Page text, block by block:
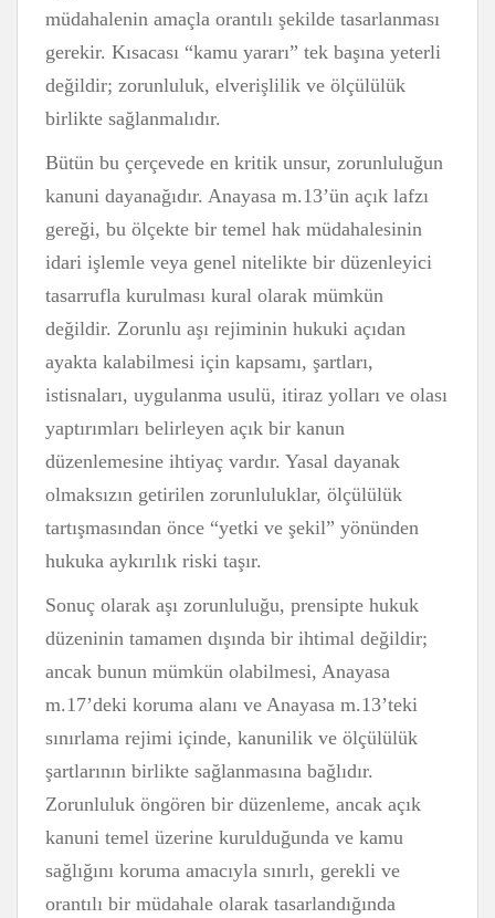
müdahalenin amaçla orantılı şekilde tasarlanması
gerekir. Kısacası “kamu yararı” tek başına yeterli
değildir; zorunluluk, elverişlilik ve ölçülülük
birlikte sağlanmalıdır.
Bütün bu çerçevede en kritik unsur, zorunluluğun
kanuni dayanağıdır. Anayasa m.13’ün açık lafzı
gereği, bu ölçekte bir temel hak müdahalesinin
idari işlemle veya genel nitelikte bir düzenleyici
tasarrufla kurulması kural olarak mümkün
değildir. Zorunlu aşı rejiminin hukuki açıdan
ayakta kalabilmesi için kapsamı, şartları,
istisnaları, uygulanma usulü, itiraz yolları ve olası
yaptırımları belirleyen açık bir kanun
düzenlemesine ihtiyaç vardır. Yasal dayanak
olmaksızın getirilen zorunluluklar, ölçülülük
tartışmasından önce “yetki ve şekil” yönünden
hukuka aykırılık riski taşır.
Sonuç olarak aşı zorunluluğu, prensipte hukuk
düzeninin tamamen dışında bir ihtimal değildir;
ancak bunun mümkün olabilmesi, Anayasa
m.17’deki koruma alanı ve Anayasa m.13’teki
sınırlama rejimi içinde, kanunilik ve ölçülülük
şartlarının birlikte sağlanmasına bağlıdır.
Zorunluluk öngören bir düzenleme, ancak açık
kanuni temel üzerine kurulduğunda ve kamu
sağlığını koruma amacıyla sınırlı, gerekli ve
orantılı bir müdahale olarak tasarlandığında